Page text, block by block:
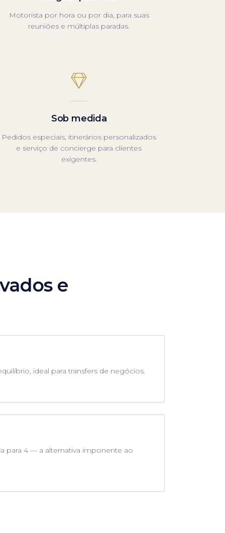
Motorista por hora ou por dia, para suas
reuniões e múltiplas paradas.
Sob medida
Pedidos especiais, itinerários personalizados
e serviço de concierge para clientes
exigentes.
e
ideal para transfers de negócios.
para 4 — a alternativa imponente ao